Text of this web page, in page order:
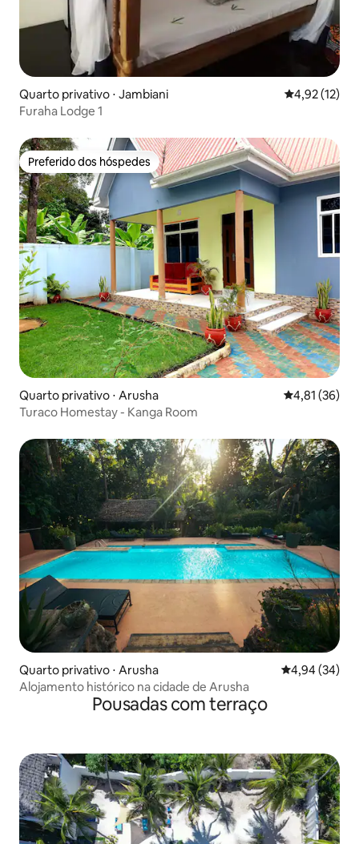
Quarto privativo ⋅ Jambiani 4,92 de uma
4,92 (12)
Furaha Lodge 1
Preferido dos hóspedes
Preferido dos hóspedes
Quarto privativo ⋅ Arusha 4,81 de uma
4,81 (36)
Turaco Homestay - Kanga Room
Quarto privativo ⋅ Arusha 4,94 de uma
4,94 (34)
Alojamento histórico na cidade de Arusha
Pousadas com terraço